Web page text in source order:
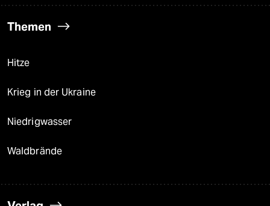
Themen
Hitze
Krieg in der Ukraine
Niedrigwasser
Waldbrände